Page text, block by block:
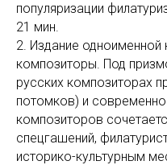
популяризации
21 мин.
2. Издание одноименной
композиторы. Под
русских композиторах
потомков) и
композиторов
спецгашений,
историко-культурным